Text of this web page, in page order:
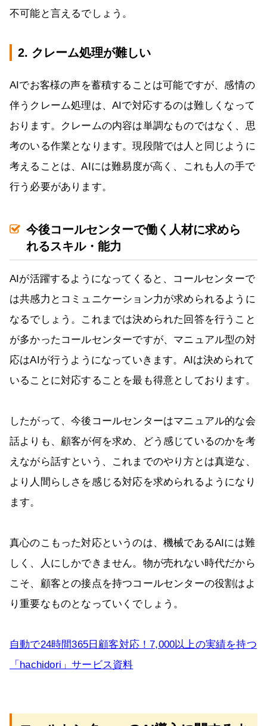
不可能と言えるでしょう。
2. クレーム処理が難しい
AIでお客様の声を蓄積することは可能ですが、感情の
伴うクレーム処理は、AIで対応するのは難しくなって
おります。クレームの内容は単調なものではなく、思
考のいる作業となります。現段階では人と同じように
考えることは、AIには難易度が高く、これも人の手で
行う必要があります。
今後コールセンターで働く人材に求めら
れるスキル・能力
AIが活躍するようになってくると、コールセンターで
は共感力とコミュニケーション力が求められるように
なるでしょう。これまでは決められた回答を行うこと
が多かったコールセンターですが、マニュアル型の対
応はAIが行うようになっていきます。AIは決められて
いることに対応することを最も得意としております。
したがって、今後コールセンターはマニュアル的な会
話よりも、顧客が何を求め、どう感じているのかを考
えながら話すという、これまでのやり方とは真逆な、
より人間らしさを感じる対応を求められるようになり
ます。
真心のこもった対応というのは、機械であるAIには難
しく、人にしかできません。物が売れない時代だから
こそ、顧客との接点を持つコールセンターの役割はよ
り重要なものとなっていくでしょう。
自動で24時間365日顧客対応！7,000以上の実績を持つ
「hachidori」サービス資料